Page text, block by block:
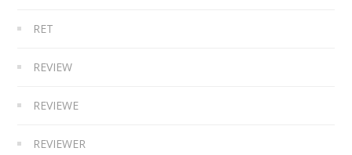
RET
REVIEW
REVIEWE
REVIEWER